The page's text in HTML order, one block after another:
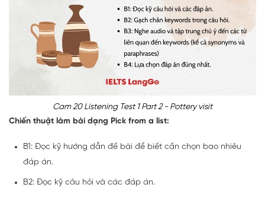
Cam 20 Listening Test 1 Part 2 - Pottery visit
Chiến thuật làm bài dạng Pick from a list:
B1: Đọc kỹ hướng dẫn đề bài để biết cần chọn bao nhiêu
đáp án.
B2: Đọc kỹ câu hỏi và các đáp án.